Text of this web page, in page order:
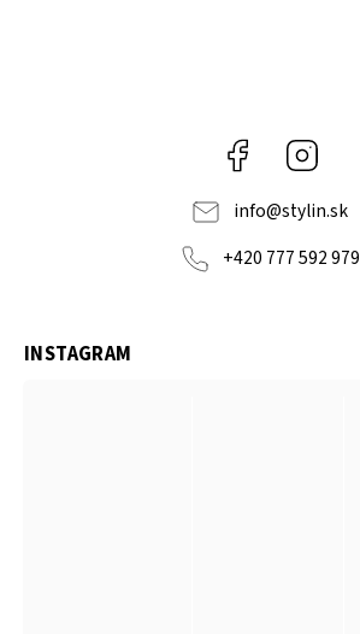
Facebook
info@stylin.sk
+420 777 592 979
INSTAGRAM